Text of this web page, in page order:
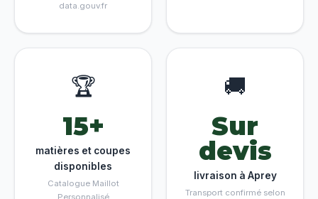
data.gouv.fr
🏆
15+
matières et coupes
disponibles
Catalogue Maillot
Personnalisé
🚚
Sur
devis
livraison à Aprey
Transport confirmé selon